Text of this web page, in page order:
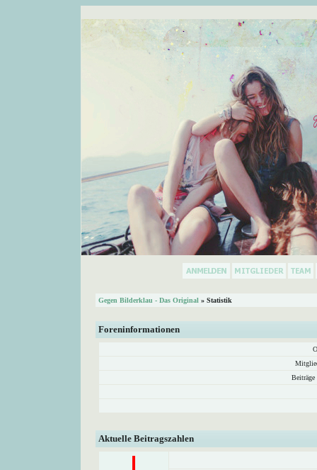
Gegen Bilderklau - Das Original » Statistik
Foreninformationen
Beiträge
Aktuelle Beitragszahlen